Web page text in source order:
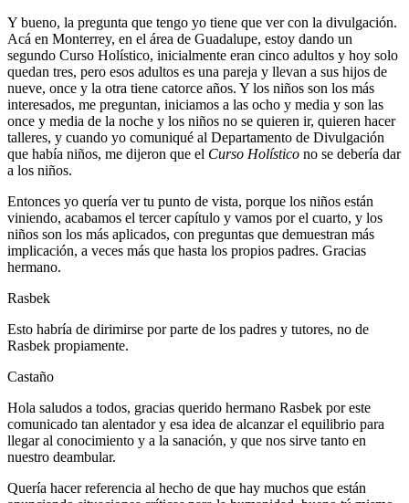
Y bueno, la pregunta que tengo yo tiene que ver con la divulgación.
Acá en Monterrey, en el área de Guadalupe, estoy dando un
segundo Curso Holístico, inicialmente eran cinco adultos y hoy solo
quedan tres, pero esos adultos es una pareja y llevan a sus hijos de
nueve, once y la otra tiene catorce años. Y los niños son los más
interesados, me preguntan, iniciamos a las ocho y media y son las
once y media de la noche y los niños no se quieren ir, quieren hacer
talleres, y cuando yo comuniqué al Departamento de Divulgación
que había niños, me dijeron que el Curso Holístico no se debería dar
a los niños.
Entonces yo quería ver tu punto de vista, porque los niños están
viniendo, acabamos el tercer capítulo y vamos por el cuarto, y los
niños son los más aplicados, con preguntas que demuestran más
implicación, a veces más que hasta los propios padres. Gracias
hermano.
Rasbek
Esto habría de dirimirse por parte de los padres y tutores, no de
Rasbek propiamente.
Castaño
Hola saludos a todos, gracias querido hermano Rasbek por este
comunicado tan alentador y esa idea de alcanzar el equilibrio para
llegar al conocimiento y a la sanación, y que nos sirve tanto en
nuestro deambular.
Quería hacer referencia al hecho de que hay muchos que están